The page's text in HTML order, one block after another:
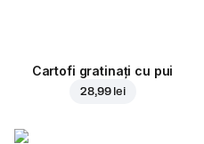
Cartofi gratinați cu pui
28,99 lei